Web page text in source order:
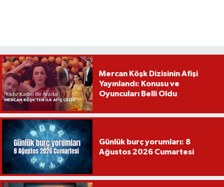
Mercan Köşk Dizisinin Afişi
Yayınlandı: Konusu ve
Oyuncuları Belli Oldu
Günlük burç yorumları: 8
Ağustos 2026 Cumartesi